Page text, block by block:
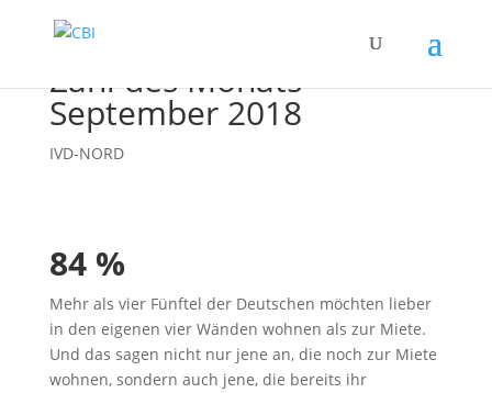
Zahl des Monats —
September 2018
IVD-NORD
84 %
Mehr als vier Fünftel der Deutschen möchten lieber
in den eigenen vier Wänden wohnen als zur Miete.
Und das sagen nicht nur jene an, die noch zur Miete
wohnen, sondern auch jene, die bereits ihr